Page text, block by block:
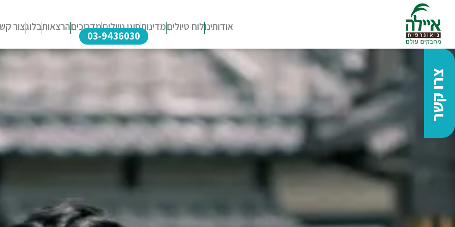
אודותינולוח טיוליםמדינותסוגי טיוליםמדריכיםהרצאותבלוגצור
03-9436030
צרו קשר